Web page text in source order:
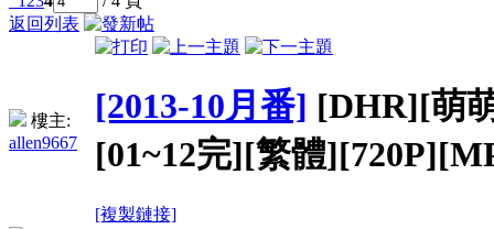
返回列表
樓主:
allen9667
[2013-10月番] [DHR][萌
[01~12完][繁體
[複製鏈接]